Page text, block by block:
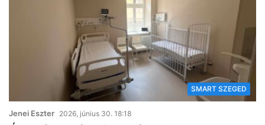
SMART SZEGED
Jenei Eszter 2026, június 30. 18:18